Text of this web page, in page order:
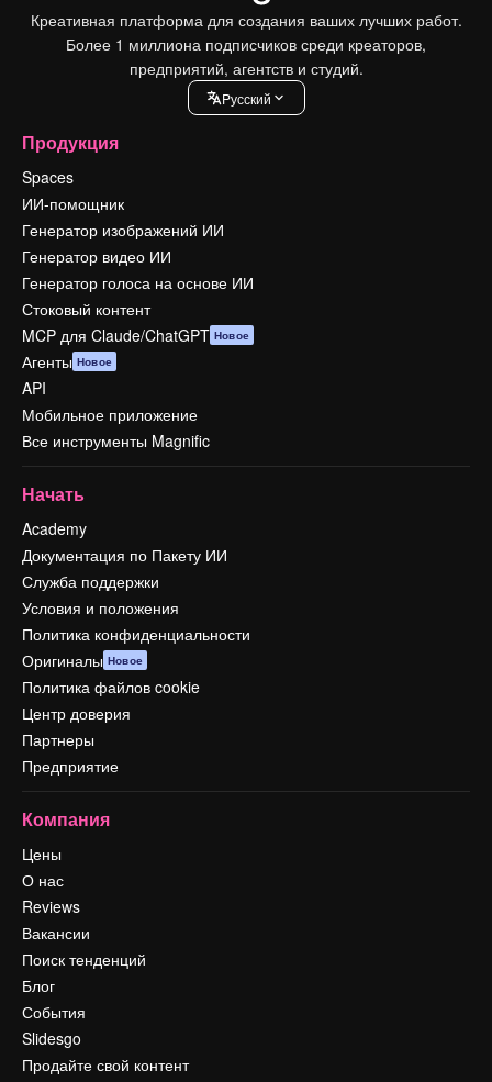
Креативная платформа для создания ваших лучших работ.
Более 1 миллиона подписчиков среди креаторов,
предприятий, агентств и студий.
Pусский
Продукция
Spaces
ИИ-помощник
Генератор изображений ИИ
Генератор видео ИИ
Генератор голоса на основе ИИ
Стоковый контент
MCP для Claude/ChatGPT Новое
Агенты Новое
API
Мобильное приложение
Все инструменты Magnific
Начать
Academy
Документация по Пакету ИИ
Служба поддержки
Условия и положения
Политика конфиденциальности
Оригиналы Новое
Политика файлов cookie
Центр доверия
Партнеры
Предприятие
Компания
Цены
О нас
Reviews
Вакансии
Поиск тенденций
Блог
События
Slidesgo
Продайте свой контент